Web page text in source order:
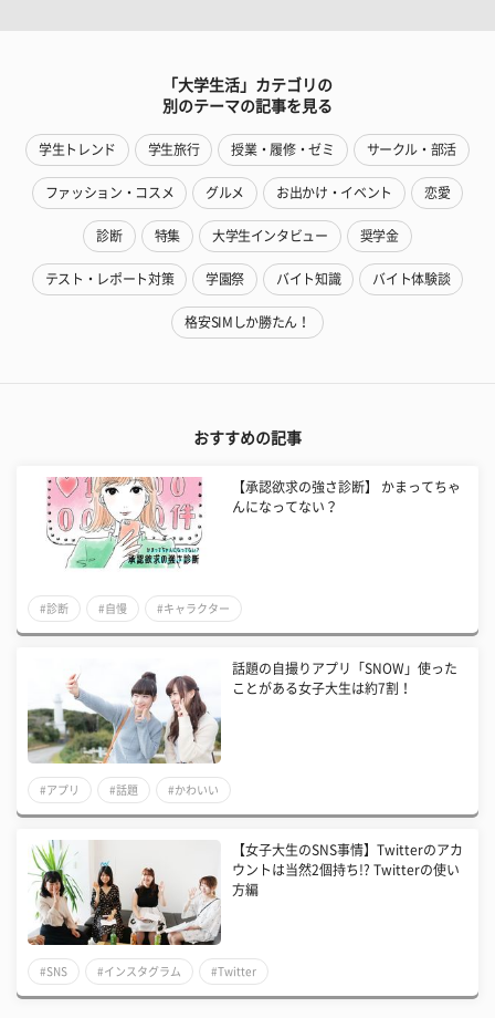
「大学生活」カテゴリの
別のテーマの記事を見る
学生トレンド 学生旅行 授業・履修・ゼミ サークル・部活
ファッション・コスメ グルメ お出かけ・イベント 恋愛
診断 特集 大学生インタビュー 奨学金
テスト・レポート対策 学園祭 バイト知識 バイト体験談
格安SIMしか勝たん！
おすすめの記事
【承認欲求の強さ診断】 かまってちゃ
んになってない？
#診断 #自慢 #キャラクター
話題の自撮りアプリ「SNOW」使った
ことがある女子大生は約7割！
#アプリ #話題 #かわいい
【女子大生のSNS事情】Twitterのアカ
ウントは当然2個持ち!? Twitterの使い
方編
#SNS #インスタグラム #Twitter